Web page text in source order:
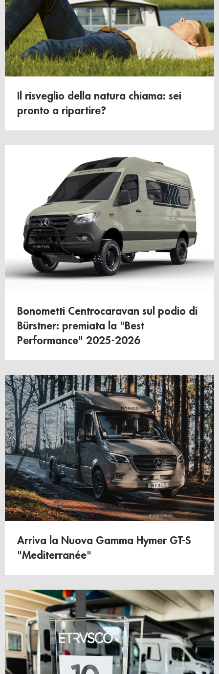
Il risveglio della natura chiama: sei
pronto a ripartire?
Bonometti Centrocaravan sul podio di
Bürstner: premiata la "Best
Performance" 2025-2026
Arriva la Nuova Gamma Hymer GT-S
"Mediterranée"